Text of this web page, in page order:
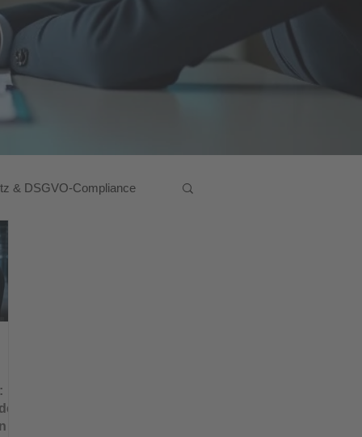
& DSGVO-Compliance